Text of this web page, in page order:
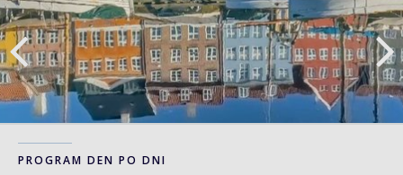
PROGRAM DEN PO DNI